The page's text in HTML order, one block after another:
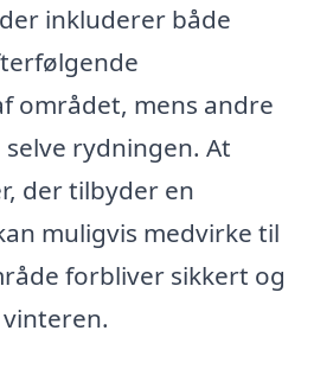
inkluderer både
området, mens andre
rydningen. At
der tilbyder en
muligvis medvirke til
forbliver sikkert og